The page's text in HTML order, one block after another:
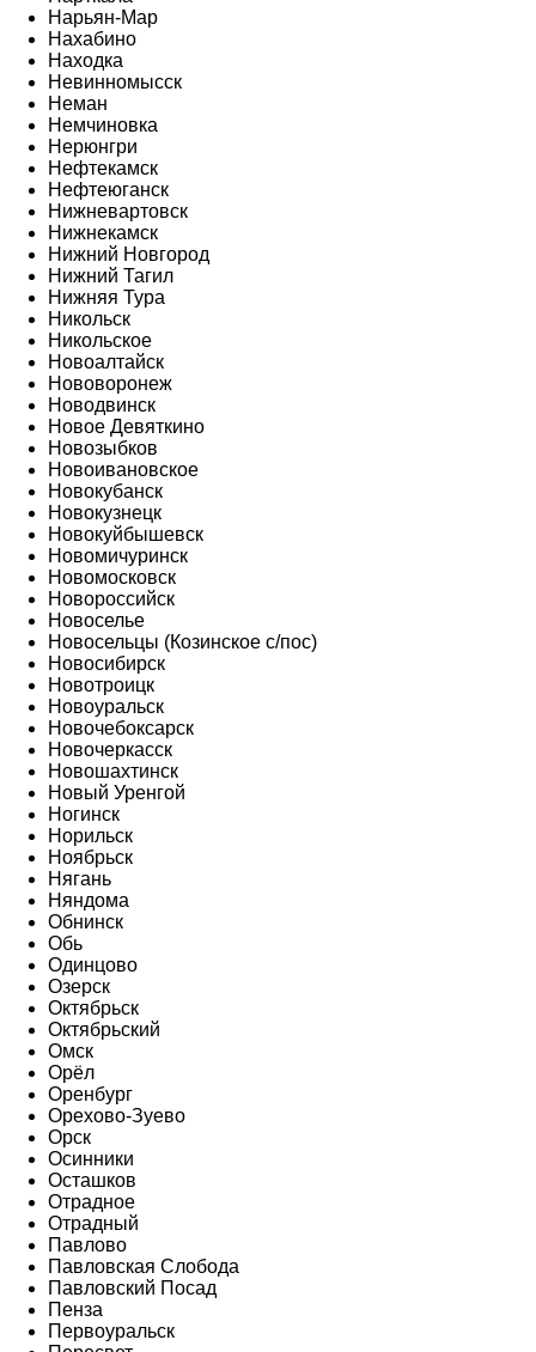
Нарьян-Мар
Нахабино
Находка
Невинномысск
Неман
Немчиновка
Нерюнгри
Нефтекамск
Нефтеюганск
Нижневартовск
Нижнекамск
Нижний Новгород
Нижний Тагил
Нижняя Тура
Никольск
Никольское
Новоалтайск
Нововоронеж
Новодвинск
Новое Девяткино
Новозыбков
Новоивановское
Новокубанск
Новокузнецк
Новокуйбышевск
Новомичуринск
Новомосковск
Новороссийск
Новоселье
Новосельцы (Козинское с/пос)
Новосибирск
Новотроицк
Новоуральск
Новочебоксарск
Новочеркасск
Новошахтинск
Новый Уренгой
Ногинск
Норильск
Ноябрьск
Нягань
Няндома
Обнинск
Обь
Одинцово
Озерск
Октябрьск
Октябрьский
Омск
Орёл
Оренбург
Орехово-Зуево
Орск
Осинники
Осташков
Отрадное
Отрадный
Павлово
Павловская Слобода
Павловский Посад
Пенза
Первоуральск